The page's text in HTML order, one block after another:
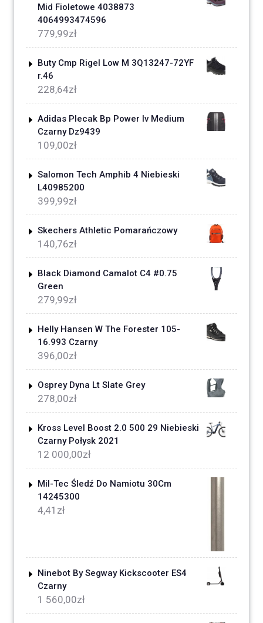
Mid Fioletowe 4038873
4064993474596
779,99zł
Buty Cmp Rigel Low M 3Q13247-72YF
r.46
228,64zł
Adidas Plecak Bp Power Iv Medium
Czarny Dz9439
109,00zł
Salomon Tech Amphib 4 Niebieski
L40985200
399,99zł
Skechers Athletic Pomarańczowy
140,76zł
Black Diamond Camalot C4 #0.75
Green
279,99zł
Helly Hansen W The Forester 105-
16.993 Czarny
396,00zł
Osprey Dyna Lt Slate Grey
278,00zł
Kross Level Boost 2.0 500 29 Niebieski
Czarny Połysk 2021
12 000,00zł
Mil-Tec Śledź Do Namiotu 30Cm
14245300
4,41 zł
Ninebot By Segway Kickscooter ES4
Czarny
1 560,00zł